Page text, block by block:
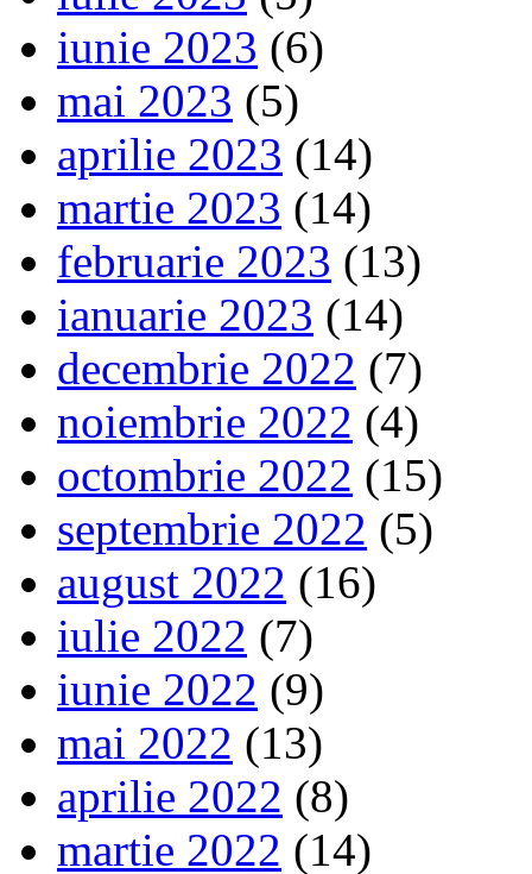
iunie 2023 (6)
mai 2023 (5)
aprilie 2023 (14)
martie 2023 (14)
februarie 2023 (13)
ianuarie 2023 (14)
decembrie 2022 (7)
noiembrie 2022 (4)
octombrie 2022 (15)
septembrie 2022 (5)
august 2022 (16)
iulie 2022 (7)
iunie 2022 (9)
mai 2022 (13)
aprilie 2022 (8)
martie 2022 (14)